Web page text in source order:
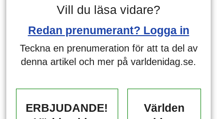
Vill du läsa vidare?
Redan prenumerant? Logga in
Teckna en prenumeration för att ta del av
denna artikel och mer på varldenidag.se.
ERBJUDANDE!
Världen